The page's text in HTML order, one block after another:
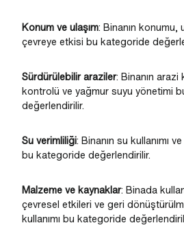
Konum ve ulaşım: Binanın konumu,
çevreye etkisi bu kategoride
Sürdürülebilir araziler: Binanın arazi
kontrolü ve yağmur suyu yönetimi
değerlendirilir.
Su verimliliği: Binanın su kullanımı
bu kategoride değerlendirilir.
Malzeme ve kaynaklar: Binada
çevresel etkileri ve geri
kullanımı bu kategoride